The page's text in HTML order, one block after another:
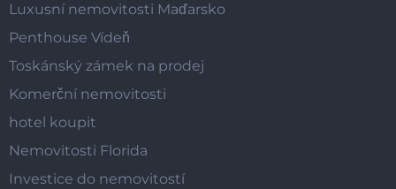
Luxusní nemovitosti Maďarsko
Penthouse Vídeň
Toskánský zámek na prodej
Komerční nemovitosti
hotel koupit
Nemovitosti Florida
Investice do nemovitostí